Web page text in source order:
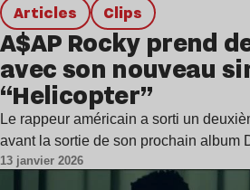
Articles clips
A$AP Rocky prend
avec son nouveau
“Helicopter”
Le rappeur américain a sorti un
avant la sortie de son prochain album
13 janvier 2026